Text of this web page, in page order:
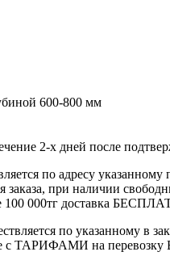
600-800 мм
2-х дней после
по адресу
заказа, при наличии
100 000тг доставка
по указанному в
с ТАРИФАМИ на